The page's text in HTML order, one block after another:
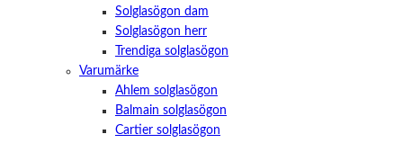
Solglasögon dam
Solglasögon herr
Trendiga solglasögon
Varumärke
Ahlem solglasögon
Balmain solglasögon
Cartier solglasögon